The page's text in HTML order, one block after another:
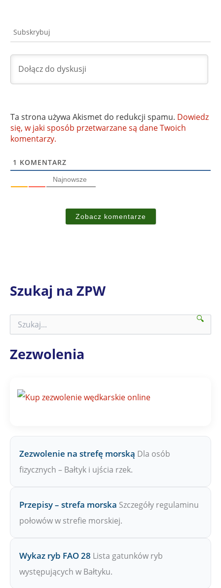
Subskrybuj
Ta strona używa Akismet do redukcji spamu. Dowiedz
się, w jaki sposób przetwarzane są dane Twoich
komentarzy.
1 KOMENTARZ
Najnowsze
Zobacz komentarze
Szukaj na ZPW
k
a
🔍
Zezwolenia
Zezwolenie na strefę morską Dla osób
fizycznych – Bałtyk i ujścia rzek.
Przepisy – strefa morska Szczegóły regulaminu
połowów w strefie morskiej.
Wykaz ryb FAO 28 Lista gatunków ryb
występujących w Bałtyku.